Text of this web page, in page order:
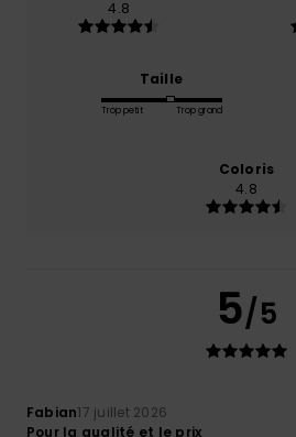
4.8
Taille
Trop petit Trop grand
Coloris
4.8
5/5
Fabian17 juillet 2026
Pour la qualité et le prix